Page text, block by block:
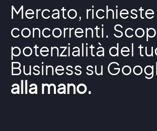
Mercato, richieste
concorrenti.
potenzialità del
Business su
alla mano.